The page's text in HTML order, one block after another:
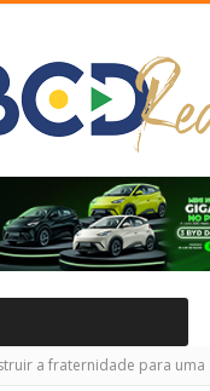
a fraternidade para uma